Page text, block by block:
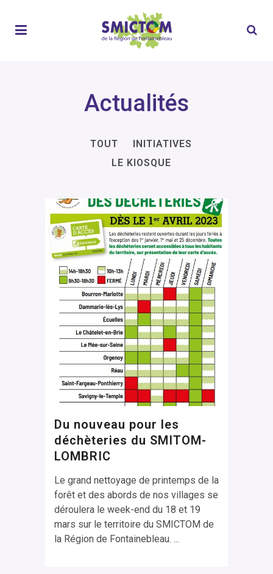
Actualités
TOUT
INITIATIVES
LE KIOSQUE
Du nouveau pour les
déchèteries du SMITOM-
LOMBRIC
Le grand nettoyage de printemps de la
forêt et des abords de nos villages se
déroulera le week-end du 18 et 19
mars sur le territoire du SMICTOM de
la Région de Fontainebleau. ...